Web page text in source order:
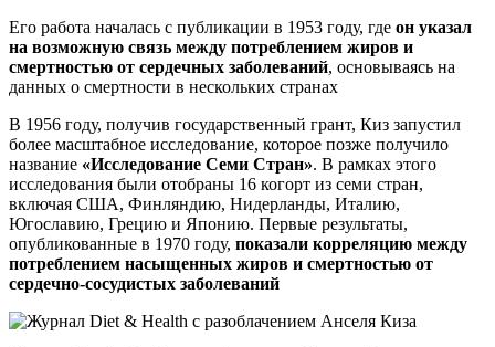
Его работа началась с публикации в 1953 году, где он указал
на возможную связь между потреблением жиров и
смертностью от сердечных заболеваний, основываясь на
данных о смертности в нескольких странах
В 1956 году, получив государственный грант, Киз запустил
более масштабное исследование, которое позже получило
название «Исследование Семи Стран». В рамках этого
исследования были отобраны 16 когорт из семи стран,
включая США, Финляндию, Нидерланды, Италию,
Югославию, Грецию и Японию. Первые результаты,
опубликованные в 1970 году, показали корреляцию между
потреблением насыщенных жиров и смертностью от
сердечно-сосудистых заболеваний